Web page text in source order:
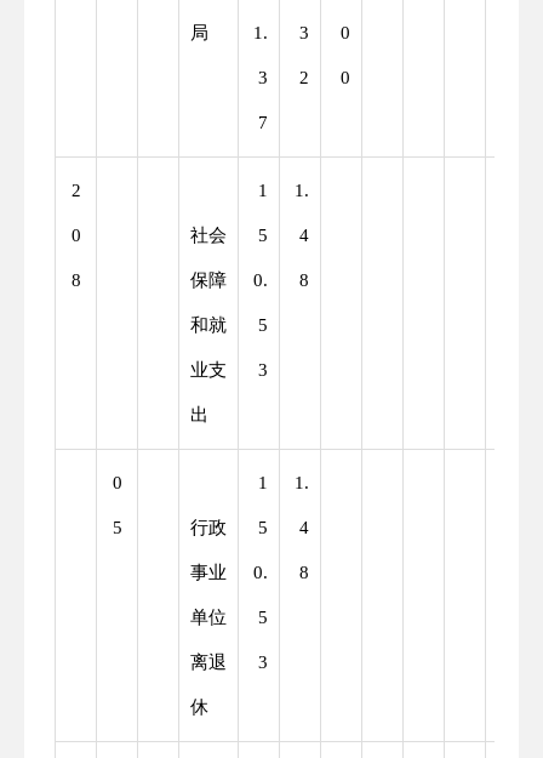
局 1.
3
7
3
2
0
0
2
0
8
社会
保障
和就
业支
出
1
5
0.
5
3
1.
4
8
0
5 行政
事业
单位
离退
休
1
5
0.
5
3
1.
4
8